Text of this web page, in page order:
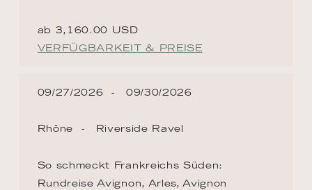
ab 3,160.00 USD
VERFÜGBARKEIT & PREISE
09/27/2026 09/30/2026
Rhône Riverside Ravel
So schmeckt Frankreichs Süden:
Rundreise Avignon, Arles, Avignon